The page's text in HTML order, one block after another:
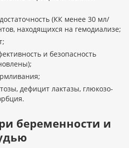
(КК менее 30 мл/
находящихся на гемодиализе;
и безопасность
дефицит лактазы, глюкозо-
беременности и